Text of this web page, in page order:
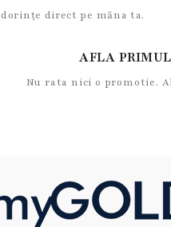
dorințe direct pe măna ta.
AFLA
Nu rata nici o promotie.